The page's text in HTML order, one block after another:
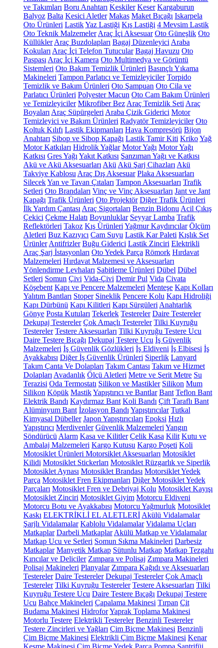
ve Takımları Boru Anahtarı Keskiler Keser Kargaburun
Balyoz Balta Kesici Aletler Makas Maket Bıçağı Iskarpela
Oto Ürünleri LastikYaz Lastiği Kış Lastiği 4 Mevsim Lastik
Oto Teknik Malzemeler Araç İçi Aksesuar Oto Güneşlik Oto
Küllükler Araç Buzdolapları Bagaj Düzenleyici Araba
Kokuları Araç İçi Telefon Tutucular Bagaj Havuzu Oto
Paspası Araç İçi Kamera Oto Multimedya ve Görüntü
Sistemleri Oto Bakım Temizlik Ürünleri Basınçlı Yıkama
Makineleri Tampon Parlatıcı ve Temizleyiciler Torpido
Temizlik ve Bakım Ürünleri Oto Şampuan Oto Cila ve
Parlatıcı Ürünleri Polyester Macun Oto Cam Bakım Ürünleri
ve Temizleyiciler Mikrofiber Bez Araç Temizlik Seti Araç
Boyaları Araç Süpürgeleri Araba Çizik Giderici Motor
Temizleyici ve Bakım Ürünleri Radyatör Temizleyiciler Oto
Koltuk Kılıfı Lastik Ekipmanları Hava Kompresörü Bijon
Anahtarı Sibop ve Sibop Kapağı Lastik Tamir Kiti KrikoYağ
Motor Katkıları Hidrolik Yağlar Motor Yağı Motor Yağı
Katkısı Gres Yağı Yakıt Katkısı Şanzıman Yağı ve Katkısı
Akü ve Akü Aksesuarları Akü Akü Şarj Cihazları Akü
Takviye Kablosu Araç Dış Aksesuar Plaka Aksesuarları
SilecekYan ve Tavan Çıtaları Tampon Aksesuarları Trafik
Setleri Oto Brandaları Vinç ve Vinç Aksesuarları Jant ve Jant
Kapağı Trafik Ürünleri Oto Projektör Diğer Trafik Ürünleri
İlk Yardım Çantası Araç Sigortaları Benzin Bidonu Acil Çıkış
Çekici Çekme Halatı Boyunluklar Seyyar Lamba Trafik
Reflektörleri Takoz Kış Ürünleri Yağmur Kaydırıcılar Ölçüm
Aletleri Buz Kazıyıcı Cam Suyu Lastik Kar Paleti Kışlık Set
Ürünler Antifrizler Buğu Giderici Lastik Zinciri Elektrikli
Araç Şarj İstasyonları Oto Yedek Parça Römork Hırdavat
Malzemeleri Hırdavat Malzemesi ve Aksesuarları
Yönlendirme Levhaları Sabitleme Ürünleri Dübel Dübel
Setleri Somun Çivi Vida-Çivi Demir Pul Vida Civata
Köşebent Kapı ve Pencere Malzemeleri Menteşe Kapı Kolları
Yalıtım Bantları Stoper Sineklik Pencere Kolu Kapı Hidroliği
Kapı Dürbünü Kapı Kilitleri Kapı Sürgüleri Anahtarlık
Gönye Posta Kutuları Tekerlek Testereler Daire Testereler
Dekupaj Testereler Çok Amaçlı Testereler Tilki Kuyruğu
Testereler Testere Aksesuarları Tilki Kuyruğu Testere Ucu
Daire Testere Bıçağı Dekupaj Testere Ucu İş Güvenlik
Malzemeleri İş Güvenlik Gözlükleri İş Eldiveni İş Elbisesi İş
Ayakkabısı Diğer İş Güvenlik Ürünleri Siperlik Lanyard
Takım Çanta Ve Dolapları Takım Çantası Takım ve Hizmet
Dolapları Avadanlık Ölçü Aletleri Metre ve Şerit Metre Su
Terazisi Oda Termostatı Silikon ve Mastikler Silikon Mum
Silikon Köpük MastikYapıştırıcı ve Bantlar Bant Teflon Bant
Elektrik Bandı Kaydırmaz Bant Koli Bandı Çift Taraflı Bant
Alüminyum Bant İzolasyon Bandı Yapıştırıcılar Tutkal
Kimyasal Dübeller Japon Yapıştırıcıları Epoksi Hızlı
Yapıştırıcı Merdivenler Güvenlik Malzemeleri Yangın
Söndürücü Alarm Kasa ve Kilitler Çelik Kasa Kilit Kutu ve
Ambalaj Malzemeleri Kargo Kutusu Kargo Poşeti Koli
Motosiklet Ürünleri Motorsiklet Aksesuarları Motosiklet
Kilidi Motosiklet Stickerları Motosiklet Rüzgarlık ve Siperlik
Motosiklet Aynası Motosiklet Brandası Motorsiklet Yedek
Parça Motosiklet Fren Ekipmanları Diğer Motosiklet Yedek
Parçaları Motosiklet Fren ve Debriyaj Kolu Motosiklet Kayışı
Motosiklet Zinciri Motosiklet Giyim Motorcu Eldiveni
Motorcu Botu ve Ayakkabısı Motorcu Yağmurluk Motosiklet
Kaskı ELEKTRİKLİ EL ALETLERİ Akülü Vidalamalar
Şarjlı Vidalamalar Kablolu Vidalamalar Vidalama Uçları
Matkaplar Darbeli Matkaplar Akülü Matkap ve Vidalamalar
Matkap Ucu ve Setleri Somun Sıkma Makineleri Darbesiz
Matkaplar Manyetik Matkap Sütunlu Matkap Matkap Tezgahı
Kırıcılar ve Deliciler Zımpara ve Polisaj Zımpara Makineleri
Polisaj Makineleri Planyalar Zımpara Kağıdı ve Aksesuarları
Testereler Daire Testereler Dekupaj Testereler Çok Amaçlı
Testereler Tilki Kuyruğu Testereler Testere Aksesuarları Tilki
Kuyruğu Testere Ucu Daire Testere Bıçağı Dekupaj Testere
Ucu Bahçe Makineleri Çapalama Makinesi Tırpan Çit
Budama Makinesi HidroforYaprak Toplama Makinesi
Motorlu Testere Elektrikli Testereler Benzinli Testereler
Testere Zincirleri ve Yağları Çim Biçme Makinesi Benzinli
Çim Biçme Makinesi Elektrikli Çim Biçme Makinesi Kenar
Kesme Makinesi Çim Biçme Yedek Parça Pompa Santrifüj